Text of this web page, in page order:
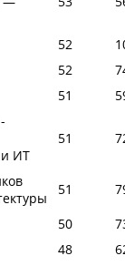
52
52
51
и ИТ
51
51
50
48